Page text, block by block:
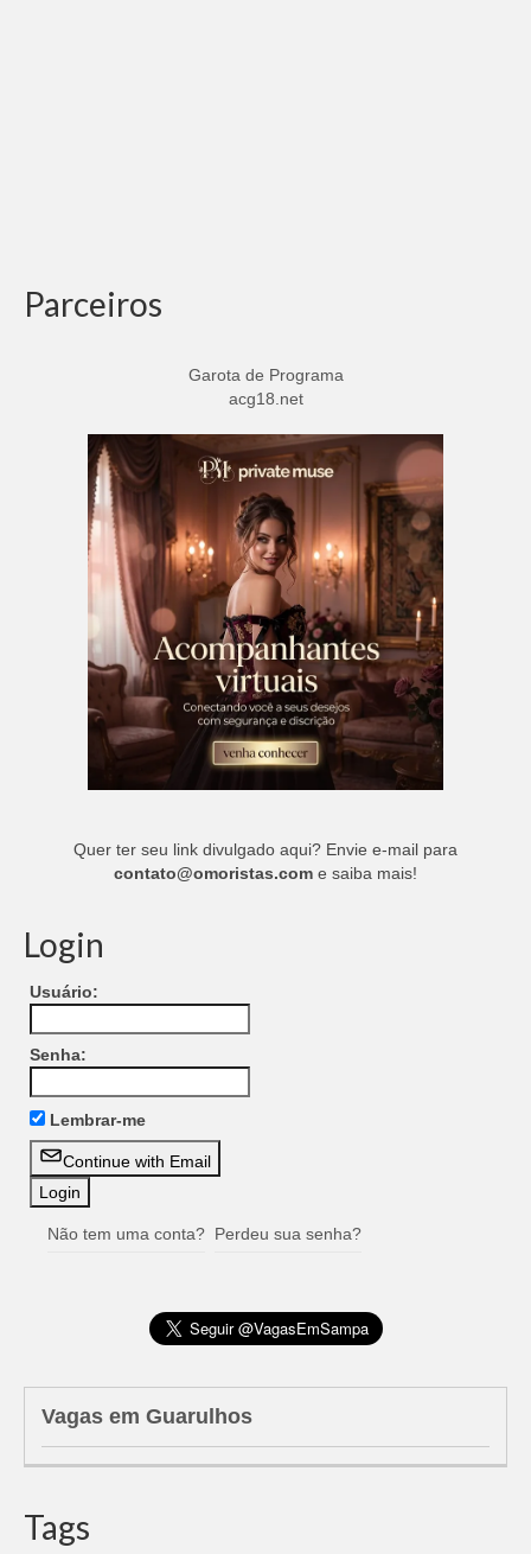
Parceiros
Garota de Programa
acg18.net
Quer ter seu link divulgado aqui? Envie e-mail para
contato@omoristas.com e saiba mais!
Login
Usuário:
Senha:
Lembrar-me
Continue with Email
Não tem uma conta? Perdeu sua senha?
Vagas em Guarulhos
Tags